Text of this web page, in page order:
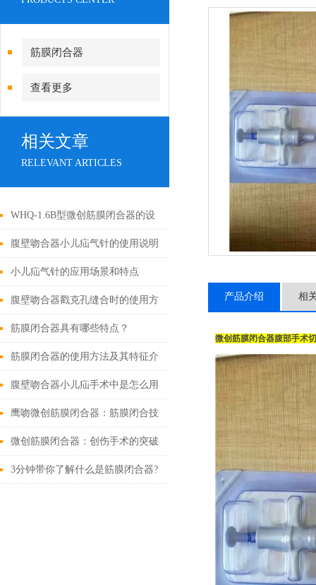
筋膜闭合器
查看更多
相关文章
RELEVANT ARTICLES
WHQ-1.6B型微创筋膜闭合器的设
计原理与应用
腹壁吻合器小儿疝气针的使用说明
小儿疝气针的应用场景和特点
腹壁吻合器戳克孔缝合时的使用方
法
筋膜闭合器具有哪些特点？
筋膜闭合器的使用方法及其特征介
绍
腹壁吻合器小儿疝手术中是怎么用
的
鹰吻微创筋膜闭合器：筋膜闭合技
术大突破
微创筋膜闭合器：创伤手术的突破
性进展
3分钟带你了解什么是筋膜闭合器?
产品介绍 相
微创筋膜闭合器腹部手术